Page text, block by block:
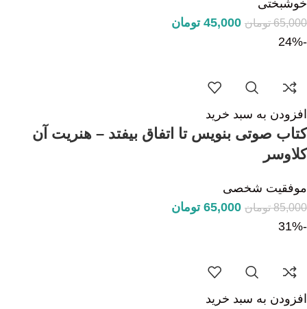
خوشبختی
65,000 تومان 45,000 تومان
-24%
افزودن به سبد خرید
کتاب صوتی بنویس تا اتفاق بیفتد – هنریت آن
کلاوسر
موفقیت شخصی
85,000 تومان 65,000 تومان
-31%
افزودن به سبد خرید